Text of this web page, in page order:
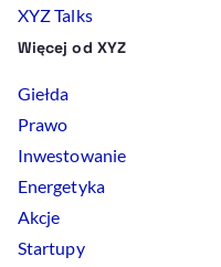
XYZ Talks
Więcej od XYZ
Giełda
Prawo
Inwestowanie
Energetyka
Akcje
Startupy